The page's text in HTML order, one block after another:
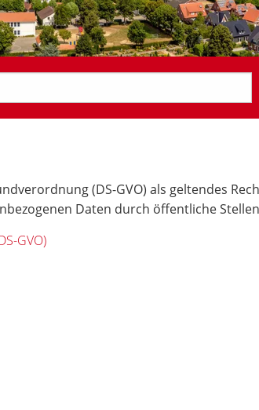
(DS-GVO) als geltendes
Daten durch öffentliche
GVO)